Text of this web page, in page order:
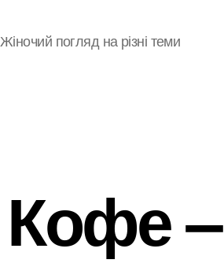
Жіночий погляд на різні теми
Кофе